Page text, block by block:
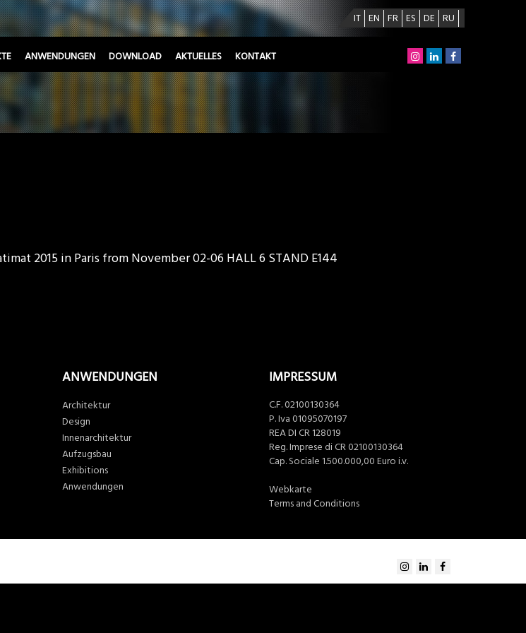
IT EN FR ES DE RU
ANWENDUNGEN DOWNLOAD AKTUELLES KONTAKT
2015 in Paris from November 02-06 HALL 6 STAND E144
ANWENDUNGEN
Architektur
Design
Innenarchitektur
Aufzugsbau
Exhibitions
Anwendungen
IMPRESSUM
C.F. 02100130364
P. Iva 01095070197
REA DI CR 128019
Reg. Imprese di CR 02100130364
Cap. Sociale 1.500.000,00 Euro i.v.
Webkarte
Terms and Conditions